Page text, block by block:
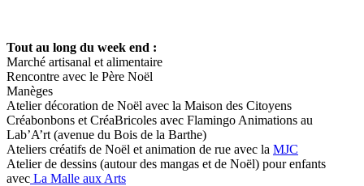
Tout au long du week end :
Marché artisanal et alimentaire
Rencontre avec le Père Noël
Manèges
Atelier décoration de Noël avec la Maison des Citoyens
Créabonbons et CréaBricoles avec Flamingo Animations au
Lab’A’rt (avenue du Bois de la Barthe)
Ateliers créatifs de Noël et animation de rue avec la MJC
Atelier de dessins (autour des mangas et de Noël) pour enfants
avec La Malle aux Arts